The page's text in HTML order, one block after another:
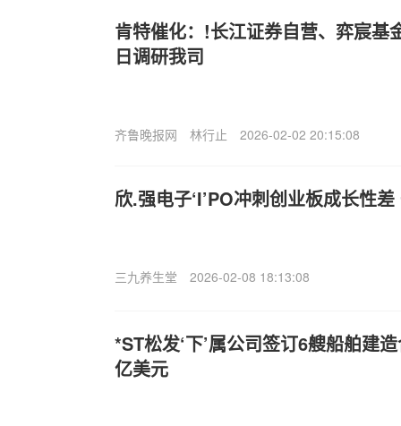
肯特催化：!长江证券自营、弈宸基
日调研我司
齐鲁晚报网 林行止 2026-02-02 20:15:08
欣.强电子‘I’PO冲刺创业板成长性
三九养生堂 2026-02-08 18:13:08
*ST松发‘下’属公司签订6艘船舶建
亿美元